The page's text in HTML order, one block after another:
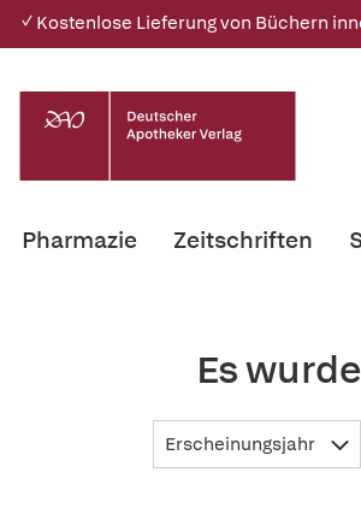
✓ Kostenlose Lieferung von Büchern
Pharmazie Zeitschriften
Es
Erscheinungsjahr